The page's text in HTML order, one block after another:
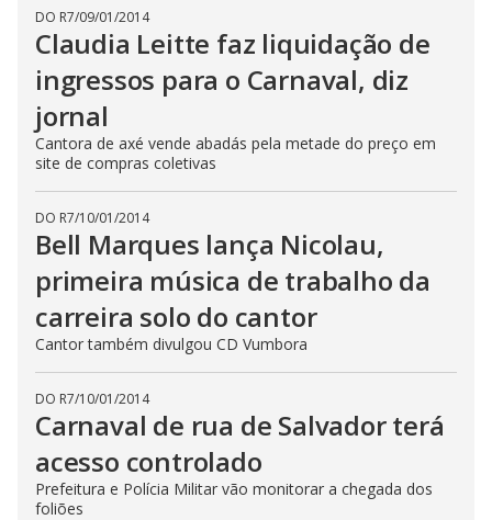
DO R7/09/01/2014
Claudia Leitte faz liquidação de
ingressos para o Carnaval, diz
jornal
Cantora de axé vende abadás pela metade do preço em
site de compras coletivas
DO R7/10/01/2014
Bell Marques lança Nicolau,
primeira música de trabalho da
carreira solo do cantor
Cantor também divulgou CD Vumbora
DO R7/10/01/2014
Carnaval de rua de Salvador terá
acesso controlado
Prefeitura e Polícia Militar vão monitorar a chegada dos
foliões